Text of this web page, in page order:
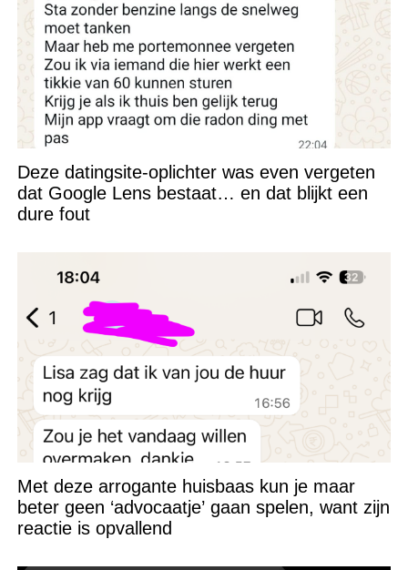
Deze datingsite-oplichter was even vergeten
dat Google Lens bestaat… en dat blijkt een
dure fout
Met deze arrogante huisbaas kun je maar
beter geen ‘advocaatje’ gaan spelen, want zijn
reactie is opvallend